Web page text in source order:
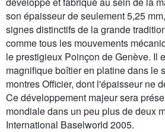
son épaisseur de seulement 5,25
signes distinctifs de la grande
comme tous les mouvements
le prestigieux Poinçon de Genève. Il
magnifique boîtier en platine dans le
montres Officier, dont l'épaisseur ne
Ce développement majeur sera
mondiale dans un peu plus de deux
International Baselworld 2005.